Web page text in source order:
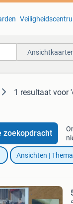
1 resultaat voor
zoekopdracht
Ansichten | Thema